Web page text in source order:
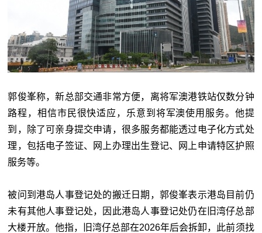
郭俊峯称，新总部交通非常方便，离将军澳港铁站仅数分钟
路程，相信市民很快适应，乐意到将军澳使用服务。他提
到，除了可亲身提交申请，很多服务都能透过电子化方式处
理，包括电子签证、网上办理出生登记、网上申请特区护照
服务等。
被问到港岛人事登记处的搬迁日期，郭俊峯表示港岛目前仍
未有其他人事登记处，因此港岛人事登记处仍在旧湾仔总部
大楼开放。他指，旧湾仔总部在2026年后会拆卸，此前须找